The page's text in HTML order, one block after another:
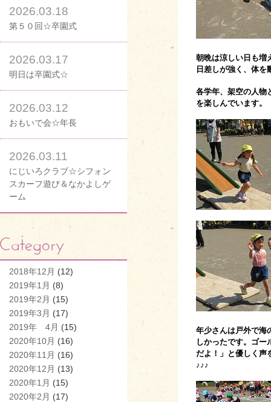
2026.03.18
第５０回☆卒園式
2026.03.17
明日は卒園式☆
2026.03.12
おもいで会☆年長
2026.03.11
にじいろクラブ☆シフォン
スカーフ遊び＆なかよしゲ
ーム
2018年12月 (12)
2019年1月 (8)
2019年2月 (15)
2019年3月 (17)
2019年 4月 (15)
2020年10月 (16)
2020年11月 (16)
2020年12月 (13)
2020年1月 (15)
2020年2月 (17)
朝晩は涼しい日も増
日差しが強く、体を
各学年、架空の人物
を楽しんでいます。
年少さんは戸外で海
しかったです。ゴー
だよ！」と優しく声
♪♪♪